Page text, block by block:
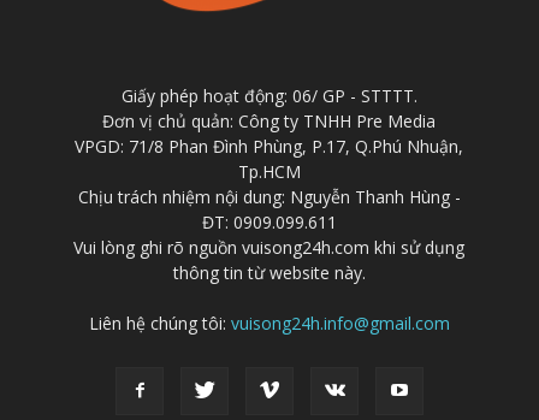
Giấy phép hoạt động: 06/ GP - STTTT.
Đơn vị chủ quản: Công ty TNHH Pre Media
VPGD: 71/8 Phan Đình Phùng, P.17, Q.Phú Nhuận,
Tp.HCM
Chịu trách nhiệm nội dung: Nguyễn Thanh Hùng -
ĐT: 0909.099.611
Vui lòng ghi rõ nguồn vuisong24h.com khi sử dụng
thông tin từ website này.
Liên hệ chúng tôi: vuisong24h.info@gmail.com